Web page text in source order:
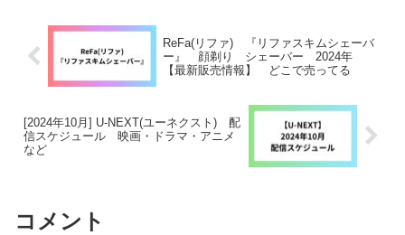
第1回の抽選販売が...
る方はチェックして...
ReFa(リファ) 『リファスキムシェーバ
ー』 顔剃り シェーバー 2024年
【最新販売情報】 どこで売ってる
[2024年10月] U-NEXT(ユーネクスト) 配
信スケジュール 映画・ドラマ・アニメ
など
コメント